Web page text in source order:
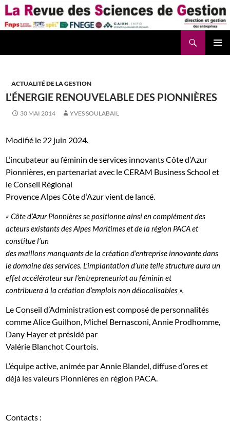
Aller
au
contenu
ACTUALITÉ DE LA GESTION
L’ÉNERGIE RENOUVELABLE DES PIONNIÈRES
30 MAI 2014 YVES SOULABAIL
Modifié le 22 juin 2024.
L’incubateur au féminin de services innovants Côte d’Azur
Pionnières, en partenariat avec le CERAM Business School et
le Conseil Régional
Provence Alpes Côte d’Azur vient de lancé.
« Côte d’Azur Pionnières se positionne ainsi en complément des
acteurs existants des Alpes Maritimes et de la région PACA et
constitue l’un
des maillons manquants de la création d’entreprise innovante dans
le domaine des services. L’implantation d’une telle structure aura un
effet accélérateur sur l’entrepreneuriat au féminin et
contribuera à la création d’emplois non délocalisables ».
Le Conseil d’Administration est composé de personnalités
comme Alice Guilhon, Michel Bernasconi, Annie Prodhomme,
Dany Hayer et présidé par
Valérie Blanchot Courtois.
L’équipe active, animée par Annie Blandel, diffuse d’ores et
déjà les valeurs Pionnières en région PACA.
Contacts :